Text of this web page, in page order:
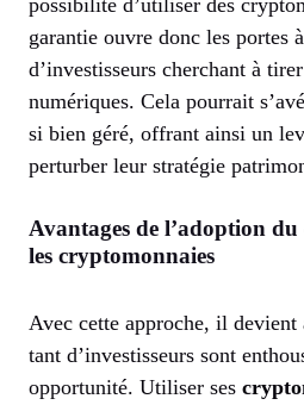
garantie ouvre donc les portes
d’investisseurs cherchant à
numériques. Cela pourrait
si bien géré, offrant ainsi un
perturber leur stratégie
Avantages de l’adoption
les cryptomonnaies
Avec cette approche, il
tant d’investisseurs sont
opportunité. Utiliser ses